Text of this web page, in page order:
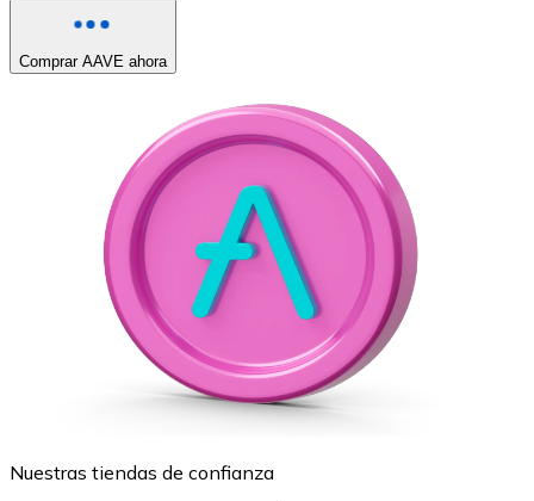
Comprar AAVE ahora
Nuestras tiendas de confianza